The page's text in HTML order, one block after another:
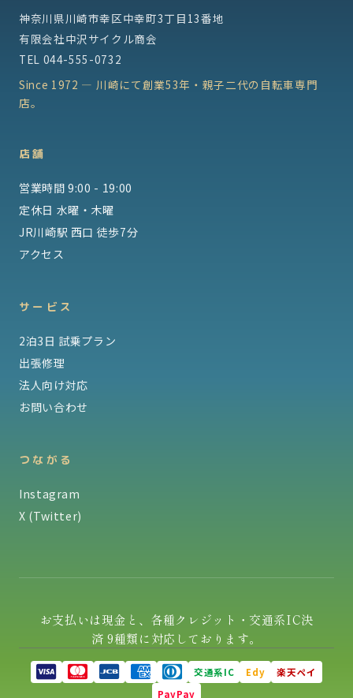
神奈川県川崎市幸区中幸町3丁目13番地
有限会社中沢サイクル商会
TEL 044-555-0732
Since 1972 — 川崎にて創業53年・親子二代の自転車専門
店。
店舗
営業時間 9:00 - 19:00
定休日 水曜・木曜
JR川崎駅 西口 徒歩7分
アクセス
サービス
2泊3日 試乗プラン
出張修理
法人向け対応
お問い合わせ
つながる
Instagram
X (Twitter)
お支払いは現金と、各種クレジット・交通系IC決
済 9種類に対応しております。
交通系IC Edy
楽天ペイ
PayPay